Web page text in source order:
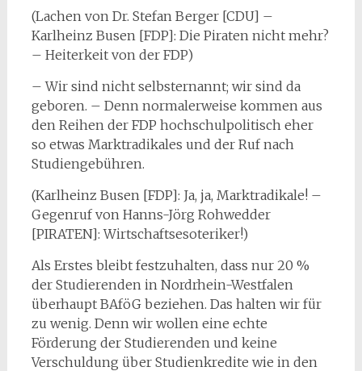
(Lachen von Dr. Stefan Berger [CDU] –
Karlheinz Busen [FDP]: Die Piraten nicht mehr?
– Heiterkeit von der FDP)
– Wir sind nicht selbsternannt; wir sind da
geboren. – Denn normalerweise kommen aus
den Reihen der FDP hochschulpolitisch eher
so etwas Marktradikales und der Ruf nach
Studiengebühren.
(Karlheinz Busen [FDP]: Ja, ja, Marktradikale! –
Gegenruf von Hanns-Jörg Rohwedder
[PIRATEN]: Wirtschaftsesoteriker!)
Als Erstes bleibt festzuhalten, dass nur 20 %
der Studierenden in Nordrhein-Westfalen
überhaupt BAföG beziehen. Das halten wir für
zu wenig. Denn wir wollen eine echte
Förderung der Studierenden und keine
Verschuldung über Studienkredite wie in den